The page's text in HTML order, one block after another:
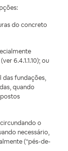
do concreto
6.4.1.1.10); ou
das fundações,
quando
o
necessário,
(“pés-de-